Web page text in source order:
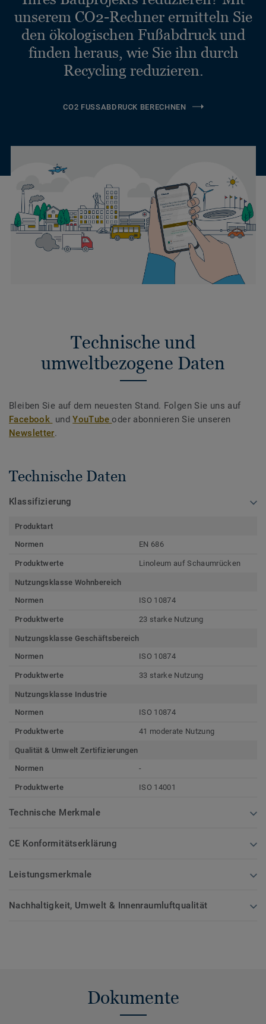
unserem CO2-Rechner ermitteln Sie
den ökologischen Fußabdruck und
finden heraus, wie Sie ihn durch
Recycling reduzieren.
CO2 FUSSABDRUCK BERECHNEN
Technische und
umweltbezogene Daten
Bleiben Sie auf dem neuesten Stand. Folgen Sie uns auf
Facebook undYouTubeoder abonnieren Sie unseren
Newsletter.
Technische Daten
Klassifizierung
Produktart
Normen
EN 686
Produktwerte Linoleum auf Schaumrücken
Nutzungsklasse Wohnbereich
Normen
ISO 10874
Produktwerte 23 starke Nutzung
Nutzungsklasse Geschäftsbereich
Normen
ISO 10874
Produktwerte 33 starke Nutzung
Nutzungsklasse Industrie
Normen
ISO 10874
Produktwerte 41 moderate Nutzung
Qualität & Umwelt Zertifizierungen
Normen
-
Produktwerte ISO 14001
Technische Merkmale
CE Konformitätserklärung
Leistungsmerkmale
Nachhaltigkeit, Umwelt & Innenraumluftqualität
Dokumente